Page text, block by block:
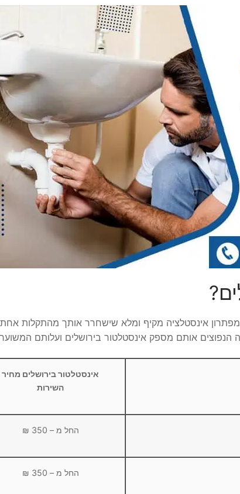
אינסטלציה מקיף ומלא שישחרר אותך מהתקלות אחת
הנפוצים אותם מספק אינסטלטור בירושלים ועלותם
אינסטלטור בירושלים מחיר
השירות
החל מ – 350 ₪
החל מ – 350 ₪